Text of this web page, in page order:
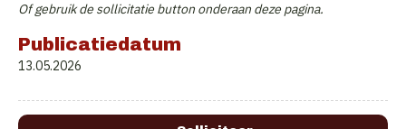
Of gebruik de sollicitatie button onderaan deze pagina.
Publicatiedatum
13.05.2026